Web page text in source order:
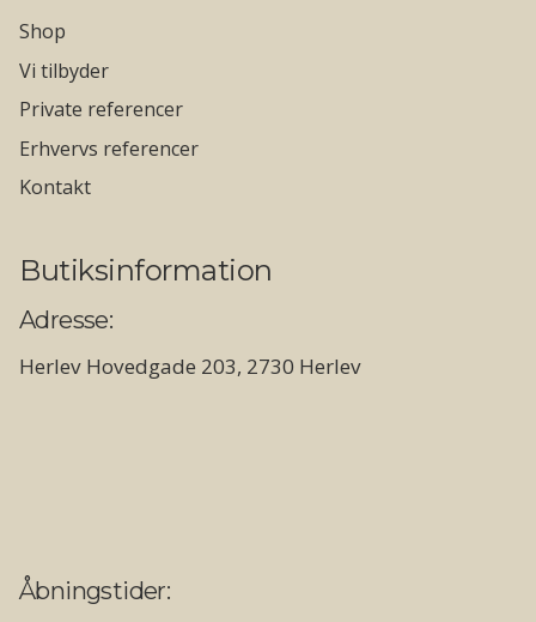
Shop
Vi tilbyder
Private referencer
Erhvervs referencer
Kontakt
Butiksinformation
Adresse:
Herlev Hovedgade 203, 2730 Herlev
Åbningstider: